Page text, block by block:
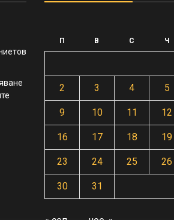
П В С Ч
2 3 4 5
9 10 11 12
16 17 18 19
23 24 25 26
30 31